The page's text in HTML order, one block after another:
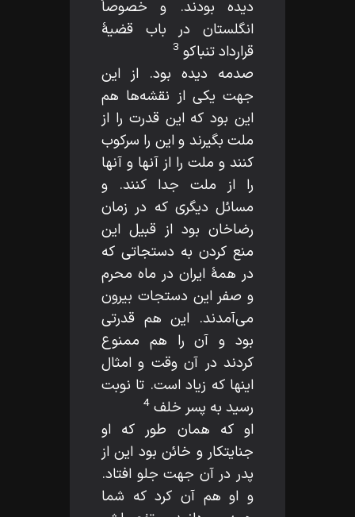
ديده بودند. و خصوصاً
انگلستان در باب قضيۀ
قرارداد تنباكو 3
صدمه ديده بود. از اين
جهت يكى از نقشه‌ها هم
اين بود كه اين قدرت را از
ملت بگيرند و اين را سركوب
كنند و ملت را از آنها و آنها
را از ملت جدا كنند. و
مسائل ديگرى كه در زمان
رضاخان بود از قبيل اين
منع كردن به دستجاتى كه
در همۀ ايران در ماه محرم
و صفر اين دستجات بيرون
مى‌آمدند. اين هم قدرتى
بود و آن را هم ممنوع
كردند در آن وقت و امثال
اينها كه زياد است. تا نوبت
رسيد به پسر خلف 4
او كه همان طور كه او
جنايتكار و خائن بود اين از
پدر در آن جهت جلو افتاد.
و او هم آن كرد كه شما